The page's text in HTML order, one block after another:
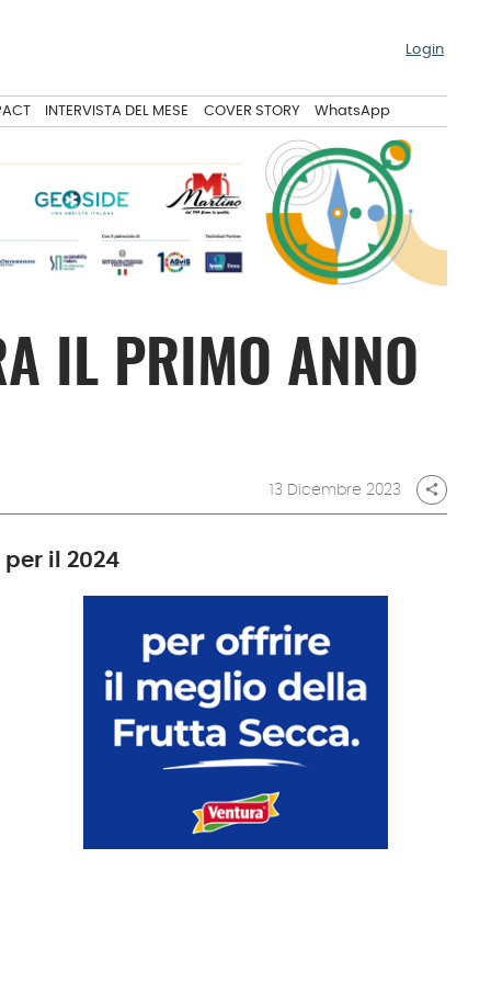
Login
INTERVISTA DEL MESE COVER STORY WhatsApp
IL PRIMO ANNO
13 Dicembre 2023 share
il 2024